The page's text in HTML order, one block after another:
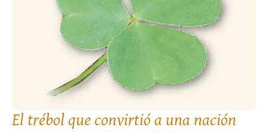
El trébol que convirtió a una nación